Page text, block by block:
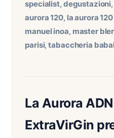
specialist, degustazioni,
aurora 120, la aurora
manuel inoa, master
parisi,tabaccheria
La Aurora
ExtraVirGin